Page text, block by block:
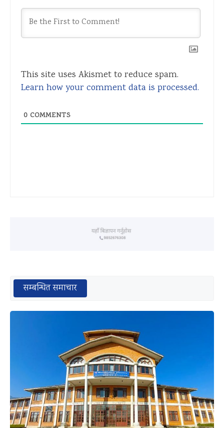
This site uses Akismet to reduce spam.
Learn how your comment data is processed.
0 COMMENTS
सम्बन्धित समाचार